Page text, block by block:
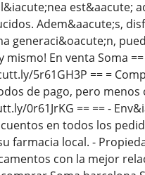
est&aacute;
Adem&aacute;s,
generaci&oacute;n,
mismo! En venta Soma
5r61GH3P == =
de pago, pero
0r61JrKG == == -
en todos los
farmacia local. -
con la mejor